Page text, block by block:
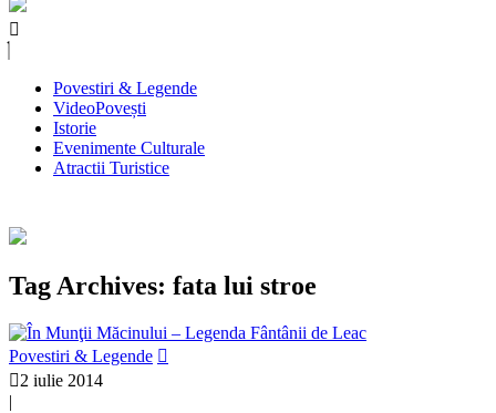
Povestiri & Legende
VideoPovești
Istorie
Evenimente Culturale
Atractii Turistice
Tag Archives: fata lui stroe
Povestiri & Legende
2 iulie 2014
|